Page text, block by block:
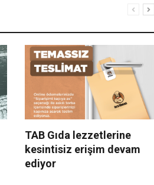
TAB Gıda lezzetlerine
kesintisiz erişim devam
ediyor